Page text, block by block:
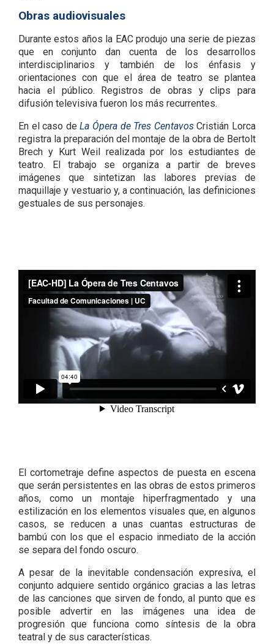
Obras audiovisuales
Durante estos años la EAC produjo una serie de piezas
que en conjunto dan cuenta de los desarrollos
interdisciplinarios y también de los énfasis y
orientaciones con que el área de teatro se plantea
hacia el público. Registros de obras y clips para
difusión televisiva fueron los más recurrentes.
En el caso deLa Ópera de Tres CentavosCristián Lorca
registra la preparación del montaje de la obra de Bertolt
Brech y Kurt Weil realizada por los estudiantes de
teatro. El trabajo se organiza a partir de breves
imágenes que sintetizan las labores previas de
maquillaje y vestuario y, a continuación, las definiciones
gestuales de sus personajes.
El cortometraje define aspectos de puesta en escena
que serán persistentes en las obras de estos primeros
años, como un montaje hiperfragmentado y una
estilización en los elementos visuales que, en algunos
casos, se reducen a unas cuantas estructuras de
bambú con los que el espacio inmediato de la acción
se separa del fondo oscuro.
A pesar de la inevitable condensación expresiva, el
conjunto adquiere sentido orgánico gracias a las letras
de las canciones que sirven de fondo, al punto que es
posible advertir en las imágenes una idea de
progresión que funciona como síntesis de la obra
teatral y de sus características.